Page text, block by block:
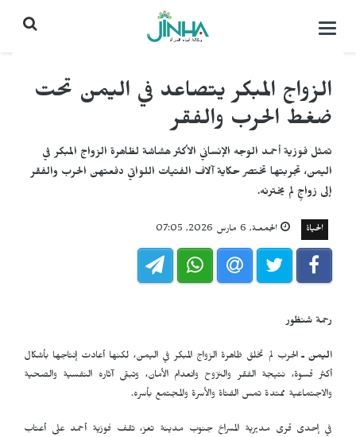
التحكم
الزواج المبكر يتصاعد في اليمن تحت
ضغط الحرب والفقر
تمثل فوزية أحمد الوجه الإنساني الأكثر هشاشة لظاهرة الزواج المبكر في
اليمن، تجربتها تختصر حكاية آلاف الفتيات اللواتي دفعتهن الحرب والفقر
إلى زواجٍ لم يخترنه.
الحياة الجمعـة, 6 مارس 2026, 07:05
رحمة شنظور
اليمن ـ الحرب لم تخلق ظاهرة الزواج المبكر في اليمن، لكنها أعادت إنتاجها بأشكال
أكثر قسوة، نتيجة الفقر والنزوح وانعدام الأمان، وتبقى آثاره النفسية والصحية
والاجتماعية ممتدة تمس الفتاة والأسرة والمجتمع بأسره.
في إحدى قرى مديرية المسراخ جنوب مدينة تعز، تقف فوزية أحمد على أعتاب